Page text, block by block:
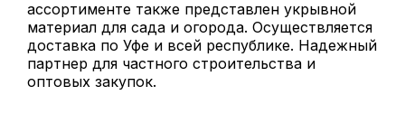
ассортименте также представлен укрывной
материал для сада и огорода. Осуществляется
доставка по Уфе и всей республике. Надежный
партнер для частного строительства и
оптовых закупок.